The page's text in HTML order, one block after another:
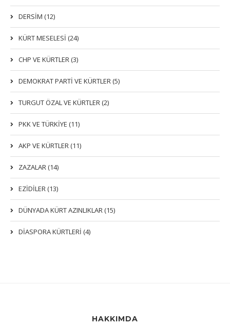
DERSIM (12)
KÜRT MESELESİ (24)
CHP VE KÜRTLER (3)
DEMOKRAT PARTI VE KÜRTLER (5)
TURGUT ÖZAL VE KÜRTLER (2)
PKK VE TÜRKIYE (11)
AKP VE KÜRTLER (11)
ZAZALAR (14)
EZIDILER (13)
DÜNYADA KÜRT AZINLIKLAR (15)
DİASPORA KÜRTLERİ (4)
HAKKIMDA